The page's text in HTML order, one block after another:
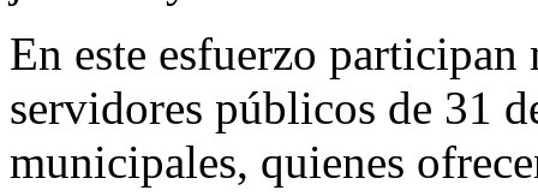
En este esfuerzo
servidores públicos de 31
municipales, quienes